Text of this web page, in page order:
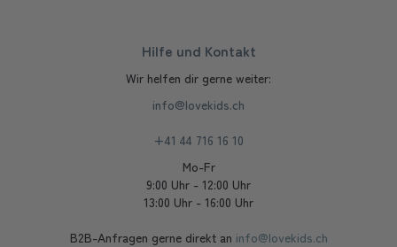
Hilfe und Kontakt
Wir helfen dir gerne weiter:
info@lovekids.ch
+41 44 716 16 10
Mo-Fr
9:00 Uhr - 12:00 Uhr
13:00 Uhr - 16:00 Uhr
B2B-Anfragen gerne direkt an info@lovekids.ch